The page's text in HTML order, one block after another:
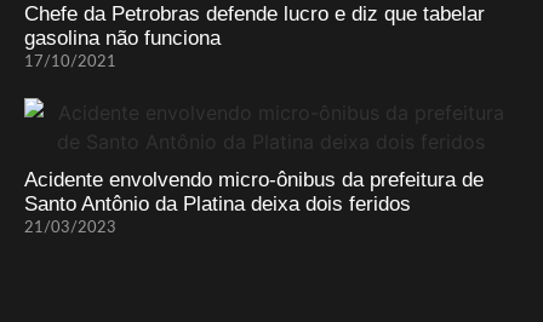
Chefe da Petrobras defende lucro e diz que tabelar
gasolina não funciona
17/10/2021
Acidente envolvendo micro-ônibus da prefeitura de
Santo Antônio da Platina deixa dois feridos
21/03/2023